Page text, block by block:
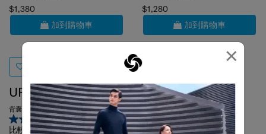
×
$1,380
加到購物車
UP-LINE
背囊 14.1吋
5.0 (1)
比較
$1,280
加到購物車
ZALIA 3
背囊 1
0.0 (0)
比較